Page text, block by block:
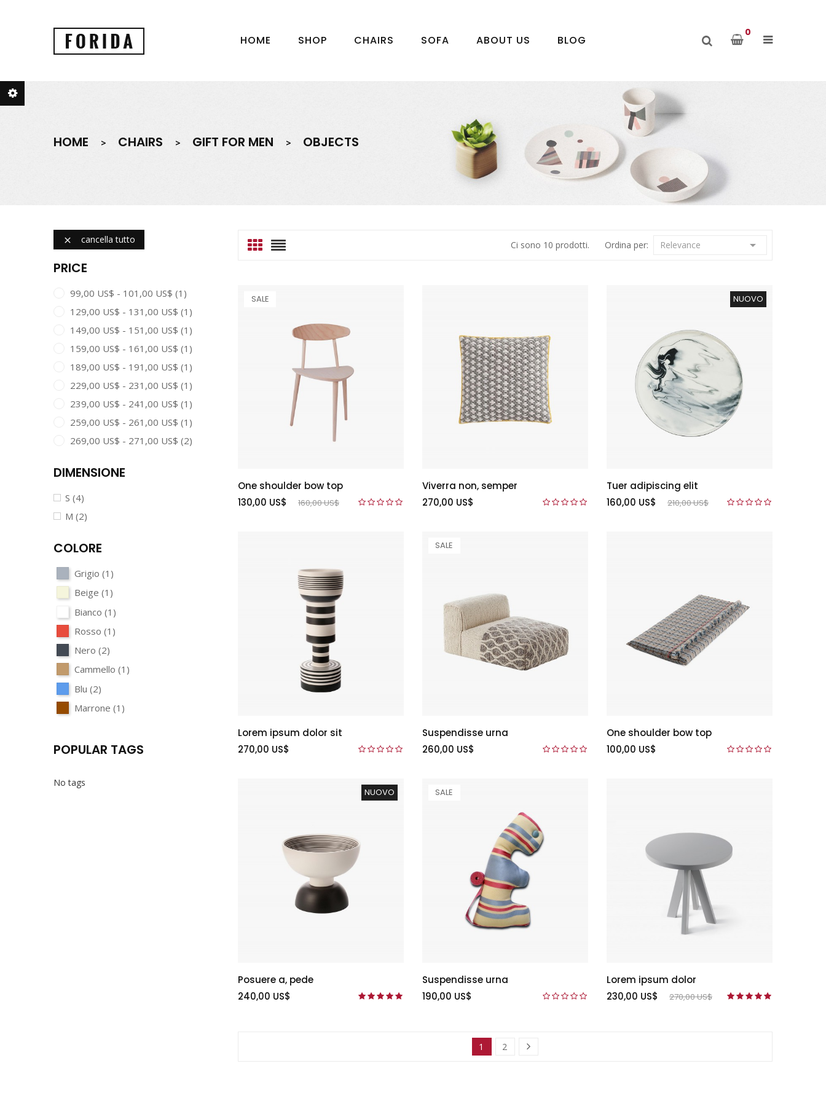
0
HOME SHOP CHAIRS SOFA ABOUT US BLOG
HOME CHAIRS GIFT FOR MEN OBJECTS
 cancella tutto
PRICE
99,00 US$ - 101,00 US$ (1)
129,00 US$ - 131,00 US$ (1)
149,00 US$ - 151,00 US$ (1)
159,00 US$ - 161,00 US$ (1)
189,00 US$ - 191,00 US$ (1)
229,00 US$ - 231,00 US$ (1)
239,00 US$ - 241,00 US$ (1)
259,00 US$ - 261,00 US$ (1)
269,00 US$ - 271,00 US$ (2)
DIMENSIONE
S (4)
M (2)
COLORE
Grigio (1)
Beige (1)
Bianco (1)
Rosso (1)
Nero (2)
Cammello (1)
Blu (2)
Marrone (1)
POPULAR TAGS
No tags
Ci sono 10 prodotti. Ordina per: Relevance 
SALE
One shoulder bow top
130,00 US$
160,00 US$
Viverra non, semper
270,00 US$
NUOVO
Tuer adipiscing elit
160,00 US$
210,00 US$
Lorem ipsum dolor sit
270,00 US$
SALE
Suspendisse urna
260,00 US$
One shoulder bow top
100,00 US$
NUOVO
Posuere a, pede
240,00 US$
SALE
Suspendisse urna
190,00 US$
Lorem ipsum dolor
230,00 US$
270,00 US$
1 2